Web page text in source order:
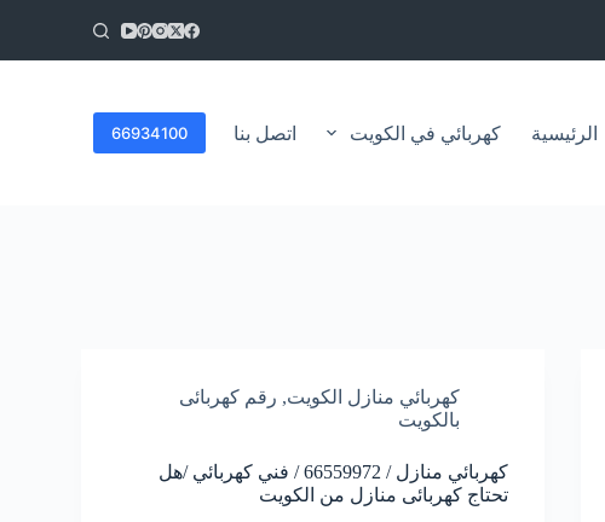
الرئيسية كهربائي في الكويت اتصل بنا 66934100
كهربائي منازل الكويت, رقم كهربائى
بالكويت
كهربائي منازل / 66559972 / فني كهربائي /هل
تحتاج كهربائى منازل من الكويت